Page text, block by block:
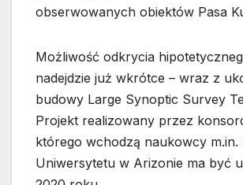
obserwowanych obiektów Pasa
Możliwość odkrycia
nadejdzie już wkrótce – wraz z
budowy Large Synoptic Survey
Projekt realizowany przez
którego wchodzą naukowcy m.in.
Uniwersytetu w Arizonie ma być